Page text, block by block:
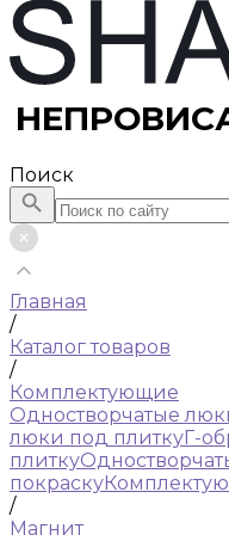
Поиск
Главная
/
Каталог товаров
/
Комплектующие
Одностворчатые
люки под плиткуГ-
плитку
покраску
/
Магнит